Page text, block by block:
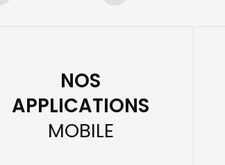
NOS
APPLICATIONS
MOBILE